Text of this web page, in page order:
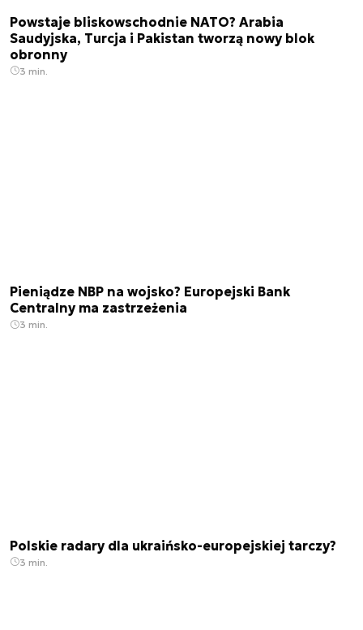
Powstaje bliskowschodnie NATO? Arabia
Saudyjska, Turcja i Pakistan tworzą nowy blok
obronny
3 min.
Pieniądze NBP na wojsko? Europejski Bank
Centralny ma zastrzeżenia
3 min.
Polskie radary dla ukraińsko-europejskiej tarczy?
3 min.